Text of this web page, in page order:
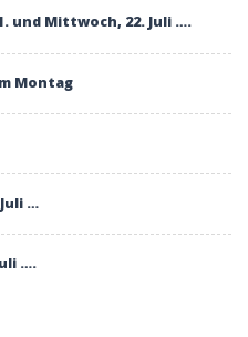
und Mittwoch, 22. Juli ….
Montag
…
….